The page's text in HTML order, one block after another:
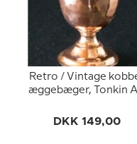
Retro / Vintage
æggebæger, Tonkin
DKK 149,00